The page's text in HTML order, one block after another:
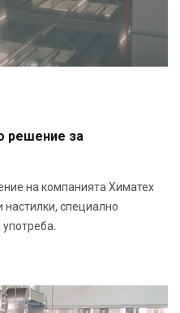
решение за
на компанията Химатех
настилки, специално